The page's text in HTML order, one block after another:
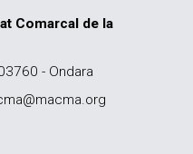
Comarcal de la
- Ondara